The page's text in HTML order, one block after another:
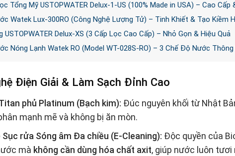
Tổng Mỹ USTOPWATER Delux-1-US (100% Made in USA) – Cao Cấp
Watek Lux-300RO (Công Nghệ Lượng Tử) – Tinh Khiết & Tạo Kiềm
USTOPWATER Delux-XS (3 Cấp Lọc Cao Cấp) – Nhỏ Gọn & Hiệu Quả
Nóng Lạnh Watek RO (Model WT-028S-RO) – 3 Chế Độ Nước Thông
Điện Giải & Làm Sạch Đỉnh Cao
phủ Platinum (Bạch kim): Đúc nguyên khối từ Nhật
mạnh mẽ và không bị ăn mòn.
Sục rửa Sóng âm Đa chiều (E-Cleaning): Độc quyền của
mà không cần dùng hóa chất axit, giúp nước luôn